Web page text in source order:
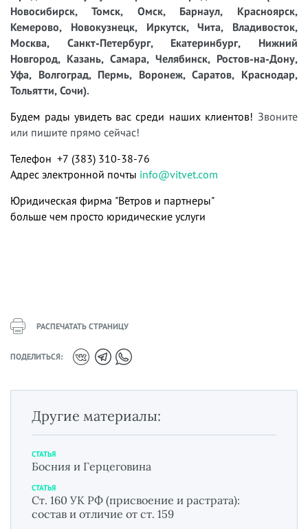
Новосибирск, Томск, Омск, Барнаул, Красноярск,
Кемерово, Новокузнецк, Иркутск, Чита, Владивосток,
Москва, Санкт-Петербург, Екатеринбург, Нижний
Новгород, Казань, Самара, Челябинск, Ростов-на-Дону,
Уфа, Волгоград, Пермь, Воронеж, Саратов, Краснодар,
Тольятти, Сочи).
Будем рады увидеть вас среди наших клиентов! Звоните
или пишите прямо сейчас!
Телефон +7 (383) 310-38-76
Адрес электронной почты info@vitvet.com
Юридическая фирма "Ветров и партнеры"
больше чем просто юридические услуги
РАСПЕЧАТАТЬ СТРАНИЦУ
ПОДЕЛИТЬСЯ:
Другие материалы:
СТАТЬЯ
Босния и Герцеговина
СТАТЬЯ
Ст. 160 УК РФ (присвоение и растрата):
состав и отличие от ст. 159